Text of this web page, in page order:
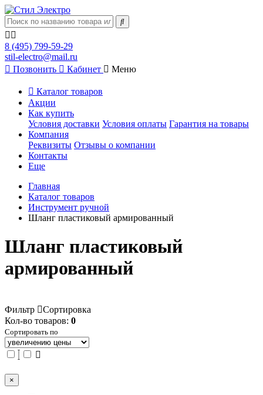
8 (495) 799-59-29
stil-electro@mail.ru
Позвонить
Кабинет Меню
Каталог товаров
Акции
Как купить
Условия доставки Условия оплаты Гарантия на товары
Компания
Реквизиты Отзывы о компании
Контакты
Еще
Главная
Каталог товаров
Инструмент ручной
Шланг пластиковый армированный
Шланг пластиковый
армированный
Фильтр
Сортировка
Кол-во товаров: 0
Сортировать по
×